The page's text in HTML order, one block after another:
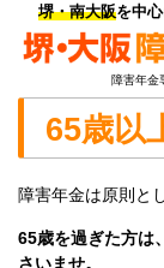
堺・南大阪を中
障害年金
65歳以
障害年金は原則と
65歳を過ぎた方は
さいませ。